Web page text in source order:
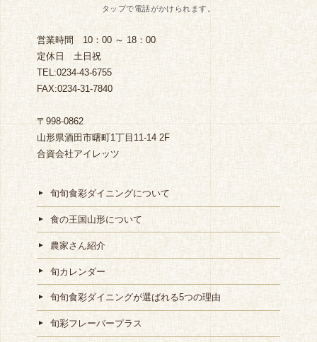
営業時間 10：00 ～ 18：00
定休日 土日祝
TEL:0234-43-6755
FAX:0234-31-7840
〒998-0862
山形県酒田市曙町1丁目11-14 2F
合資会社アイレッツ
旬旬食彩ダイニングについて
食の王国山形について
農家さん紹介
旬カレンダー
旬旬食彩ダイニングが選ばれる5つの理由
旬彩フレーバープラス